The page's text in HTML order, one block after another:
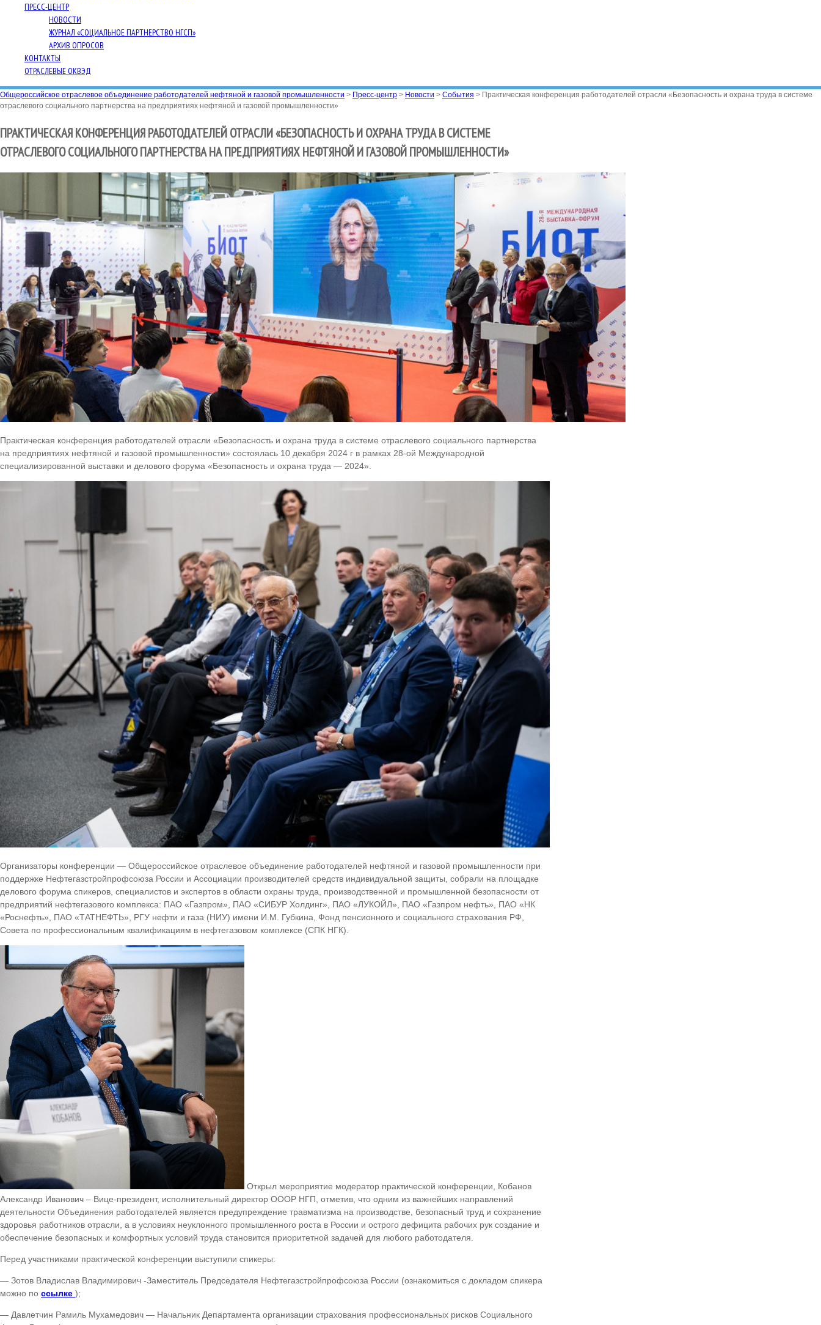
ПРЕСС-ЦЕНТР
НОВОСТИ
ЖУРНАЛ «СОЦИАЛЬНОЕ ПАРТНЕРСТВО НГСП»
АРХИВ ОПРОСОВ
КОНТАКТЫ
ОТРАСЛЕВЫЕ ОКВЭД
Общероссийское отраслевое объединение работодателей нефтяной и газовой промышленности > Пресс-центр > Новости > События > Практическая конференция работодателей отрасли «Безопасность и охрана труда в системе
отраслевого социального партнерства на предприятиях нефтяной и газовой промышленности»
ПРАКТИЧЕСКАЯ КОНФЕРЕНЦИЯ РАБОТОДАТЕЛЕЙ ОТРАСЛИ «БЕЗОПАСНОСТЬ И ОХРАНА ТРУДА В СИСТЕМЕ
ОТРАСЛЕВОГО СОЦИАЛЬНОГО ПАРТНЕРСТВА НА ПРЕДПРИЯТИЯХ НЕФТЯНОЙ И ГАЗОВОЙ ПРОМЫШЛЕННОСТИ»
Практическая конференция работодателей отрасли «Безопасность и охрана труда в системе отраслевого социального партнерства
на предприятиях нефтяной и газовой промышленности» состоялась 10 декабря 2024 г в рамках 28-ой Международной
специализированной выставки и делового форума «Безопасность и охрана труда — 2024».
Организаторы конференции — Общероссийское отраслевое объединение работодателей нефтяной и газовой промышленности при
поддержке Нефтегазстройпрофсоюза России и Ассоциации производителей средств индивидуальной защиты, собрали на площадке
делового форума спикеров, специалистов и экспертов в области охраны труда, производственной и промышленной безопасности от
предприятий нефтегазового комплекса: ПАО «Газпром», ПАО «СИБУР Холдинг», ПАО «ЛУКОЙЛ», ПАО «Газпром нефть», ПАО «НК
«Роснефть», ПАО «ТАТНЕФТЬ», РГУ нефти и газа (НИУ) имени И.М. Губкина, Фонд пенсионного и социального страхования РФ,
Совета по профессиональным квалификациям в нефтегазовом комплексе (СПК НГК).
Открыл мероприятие модератор практической конференции, Кобанов
Александр Иванович – Вице-президент, исполнительный директор ОООР НГП, отметив, что одним из важнейших направлений
деятельности Объединения работодателей является предупреждение травматизма на производстве, безопасный труд и сохранение
здоровья работников отрасли, а в условиях неуклонного промышленного роста в России и острого дефицита рабочих рук создание и
обеспечение безопасных и комфортных условий труда становится приоритетной задачей для любого работодателя.
Перед участниками практической конференции выступили спикеры:
— Зотов Владислав Владимирович -Заместитель Председателя Нефтегазстройпрофсоюза России (ознакомиться с докладом спикера
можно по ссылке );
— Давлетчин Рамиль Мухамедович — Начальник Департамента организации страхования профессиональных рисков Социального